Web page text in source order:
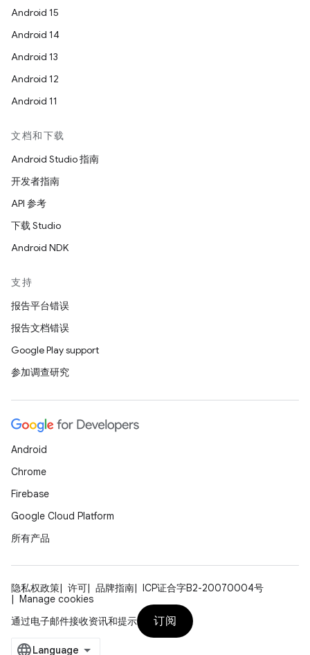
Android 15
Android 14
Android 13
Android 12
Android 11
文档和下载
Android Studio 指南
开发者指南
API 参考
下载 Studio
Android NDK
支持
报告平台错误
报告文档错误
Google Play support
参加调查研究
Android
Chrome
Firebase
Google Cloud Platform
所有产品
隐私权政策 许可 品牌指南
ICP证合字B2-20070004号
Manage cookies
通过电子邮件接收资讯和提示
订阅